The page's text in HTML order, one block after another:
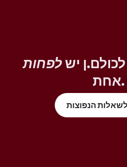
ישלפחות
אחת.
הנפוצות